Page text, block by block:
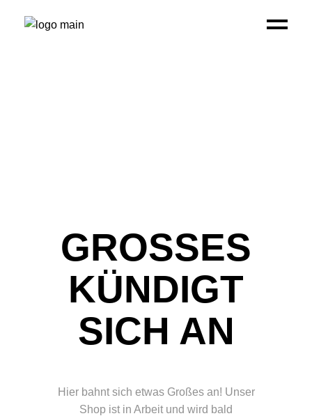
GROSSES K
ÜNDIGT S
ICH AN
Hier bahnt sich etwas Großes an! Unser
Shop ist in Arbeit und wird bald